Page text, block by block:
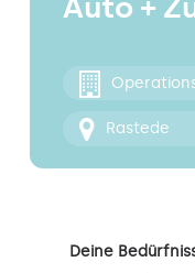
Kontakt
Auto +
Rastede
Deine